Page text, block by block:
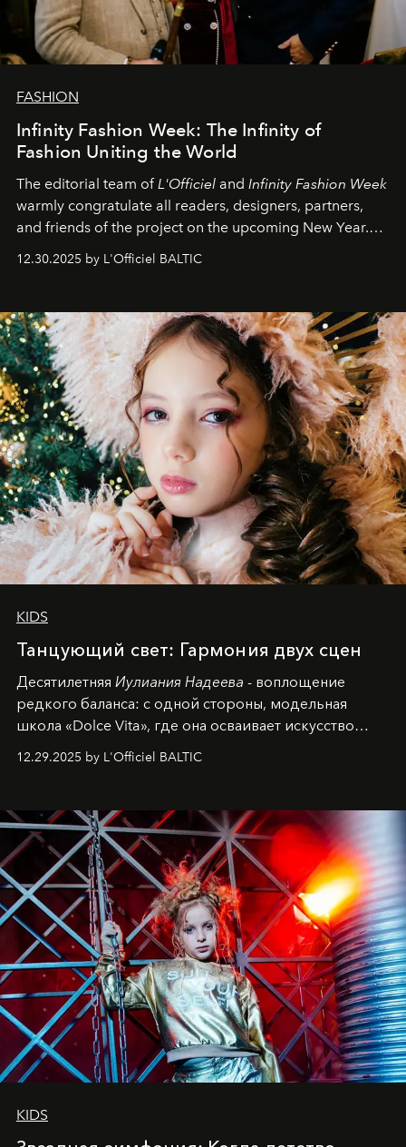
FASHION
Infinity Fashion Week: The Infinity of
Fashion Uniting the World
The editorial team of L'Officiel and Infinity Fashion Week
warmly congratulate all readers, designers, partners,
and friends of the project on the upcoming New Year.
achievements.
12.30.2025 by L'Officiel BALTIC
KIDS
Танцующий свет: Гармония двух сцен
Десятилетняя Иулиания Надеева - воплощение
редкого баланса: с одной стороны, модельная
школа «Dolce Vita», где она осваивает искусство
балетная студия при хореографическом училище,
танцевального пути за плечами.
12.29.2025 by L'Officiel BALTIC
KIDS